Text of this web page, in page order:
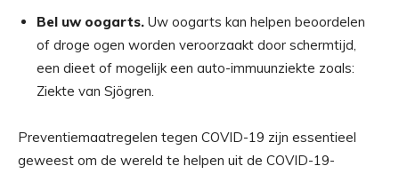
Bel uw oogarts. Uw oogarts kan helpen beoordelen
of droge ogen worden veroorzaakt door schermtijd,
een dieet of mogelijk een auto-immuunziekte zoals:
Ziekte van Sjögren.
Preventiemaatregelen tegen COVID-19 zijn essentieel
geweest om de wereld te helpen uit de COVID-19-